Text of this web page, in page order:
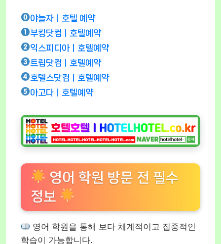
야놀자ㅣ호텔 예약
부킹닷컴ㅣ호텔예약
익스피디아ㅣ호텔예약
트립닷컴ㅣ호텔예약
호텔스닷컴ㅣ호텔예약
아고다ㅣ호텔예약
영어 학원 방문 전 필수
정보
영어 학원을 통해 보다 체계적이고 집중적인
학습이 가능합니다.